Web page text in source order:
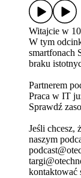
Witajcie w
W tym
smartfonach
braku
Partnerem
Praca w IT
Sprawdź
Jeśli chcesz,
naszym
kontaktować